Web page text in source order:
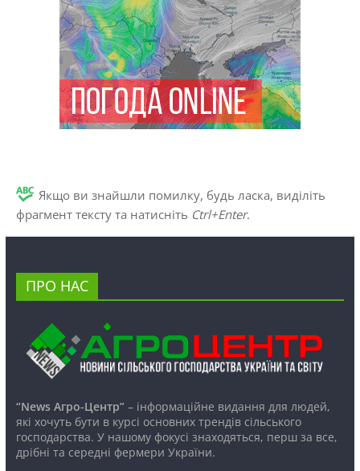
Якщо ви знайшли помилку, будь ласка, виділіть
фрагмент тексту та натисніть Ctrl+Enter.
ПРО НАС
“News Агро-Центр”– інформаційне видання для людей,
які хочуть бути в курсі основних трендів сільського
господарства. У нашому фокусі знаходяться, перш за все,
дрібні та середні фермери України.